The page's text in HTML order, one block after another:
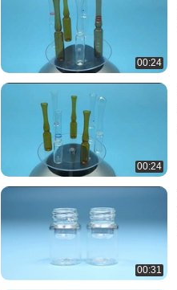
00:24
00:24
00:31